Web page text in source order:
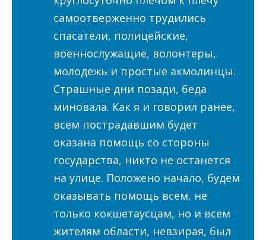
самоотверженно трудились
спасатели, полицейские,
военнослужащие, волонтеры,
молодежь и простые акмолинцы.
Страшные дни позади, беда
миновала. Как я и говорил ранее,
всем пострадавшим будет
оказана помощь со стороны
государства, никто не останется
на улице. Положено начало, будем
оказывать помощь всем, не
только кокшетаусцам, но и всем
жителям области, невзирая, был